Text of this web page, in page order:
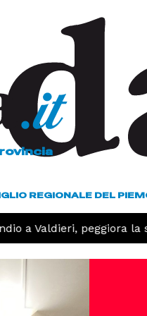
REGIONALE DEL
a Valdieri, peggiora la